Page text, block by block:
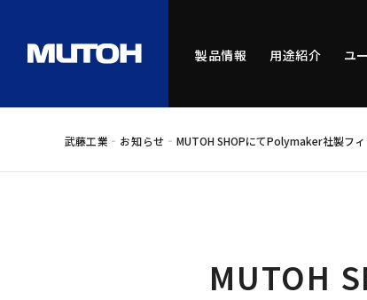
製品情報 用途紹介 ユ
武藤工業 - お知らせ - MUTOH SHOPにてPolymaker社製フィ
MUTOH